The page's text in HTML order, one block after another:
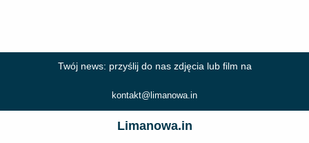
Twój news: przyślij do nas zdjęcia lub film na
kontakt@limanowa.in
Limanowa.in